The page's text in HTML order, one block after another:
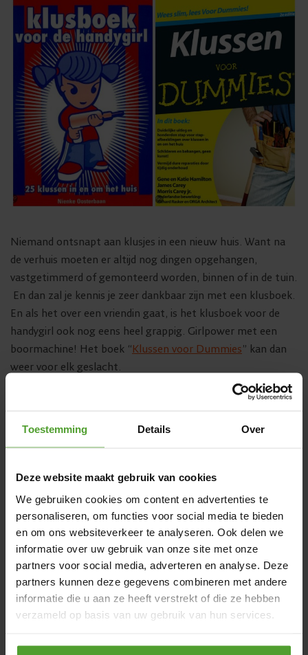
Toestemming Details Over
Deze website maakt gebruik van cookies
We gebruiken cookies om content en advertenties te
personaliseren, om functies voor social media te bieden
en om ons websiteverkeer te analyseren. Ook delen we
informatie over uw gebruik van onze site met onze
partners voor social media, adverteren en analyse. Deze
partners kunnen deze gegevens combineren met andere
informatie die u aan ze heeft verstrekt of die ze hebben
verzameld op basis van uw gebruik van hun services.
Door op de knop “Alle cookies weigeren” te klikken, kunt
Niemand ontsnapt aan klusjes in een nieuw huis. Want na
de verhuis moeten er altijd nog dingen opgehangen,
vastgetimmerd of gemonteerd worden, binnen of in de tuin.
En dan zal je kennis je zeer dankbaar zijn met een klusboek.
En als het over een vriendin gaat, is het klusboek voor de
handygirl ook nog eens heel grappig. Girlpower met een
boormachine! Het boek “Klussen voor Dummies” kan dan
weer voor elk geslacht.